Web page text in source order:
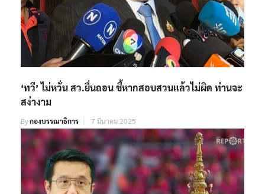
‘ทวี’ ไม่หวั่น สว.ยื่นถอน ชี้หากสอบสวนแล้วไม่ผิด ท่านจะ
สง่างาม
Byกองบรรณาธิการ 7 มีนาคม 2025